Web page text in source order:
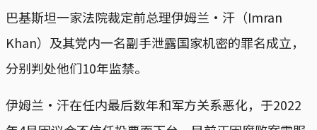
巴基斯坦一家法院裁定前总理伊姆兰·汗（Imran
Khan）及其党内一名副手泄露国家机密的罪名成立，
分别判处他们10年监禁。
伊姆兰·汗在任内最后数年和军方关系恶化，于2022